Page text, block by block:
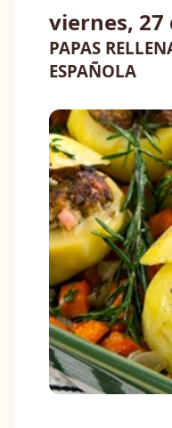
viernes, 27
PAPAS
ESPAÑOLA